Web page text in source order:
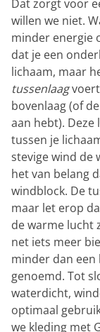
Dat zorgt voor
willen we niet.
minder energie
dat je een
lichaam, maar
tussenlaagvoert
bovenlaag (of
aan hebt).
tussen je
stevige wind de
het van belang
windblock. De
maar let erop
de warme lucht
net iets meer
minder dan een
genoemd. Tot
waterdicht,
optimaal
we kleding met